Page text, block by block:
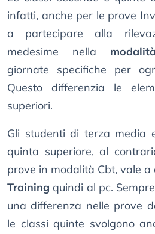
infatti, anche per le prove
a partecipare alla
medesime nella
giornate specifiche per
Questo differenzia le
superiori.
Gli studenti di terza media
quinta superiore, al
prove in modalità Cbt, vale a
Training quindi al pc.
una differenza nelle prove
le classi quinte svolgono